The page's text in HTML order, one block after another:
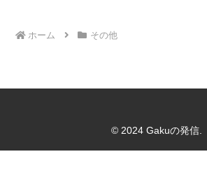
ホーム その他
© 2024 Gakuの発信.